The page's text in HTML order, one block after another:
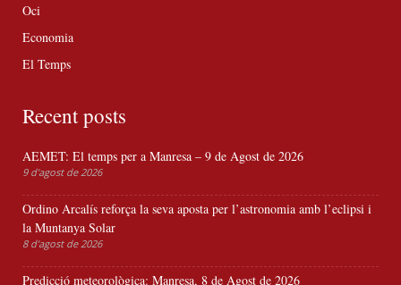
Oci
Economia
El Temps
Recent posts
AEMET: El temps per a Manresa – 9 de Agost de 2026
9 d'agost de 2026
Ordino Arcalís reforça la seva aposta per l’astronomia amb l’eclipsi i
la Muntanya Solar
8 d'agost de 2026
Predicció meteorològica: Manresa, 8 de Agost de 2026